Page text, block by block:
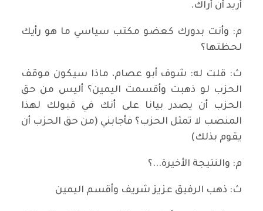
أريد أن أراك.
م: وأنت بدورك كعضو مكتب سياسي ما هو رأيك
لحظتها؟
ث: قلت له: شوف أبو عصام، ماذا سيكون موقف
الحزب لو ذهبت وأقسمت اليمين؟ أليس من حق
الحزب أن يصدر بيانا على أنك في قبولك لهذا
المنصب لا تمثل الحزب؟ فأجابني (من حق الحزب أن
يقوم بذلك)
م: والنتيجة الأخيرة...؟
ث: ذهب الرفيق عزيز شريف وأقسم اليمين